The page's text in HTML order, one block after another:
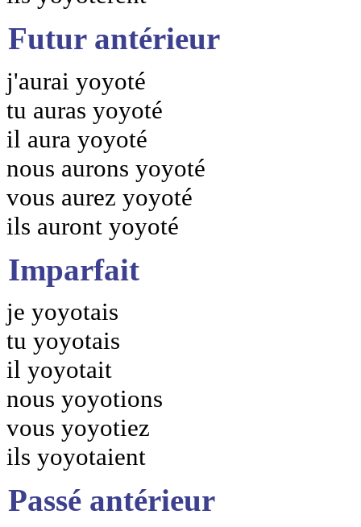
Futur antérieur
j'aurai yoyoté
tu auras yoyoté
il aura yoyoté
nous aurons yoyoté
vous aurez yoyoté
ils auront yoyoté
Imparfait
je yoyotais
tu yoyotais
il yoyotait
nous yoyotions
vous yoyotiez
ils yoyotaient
Passé antérieur